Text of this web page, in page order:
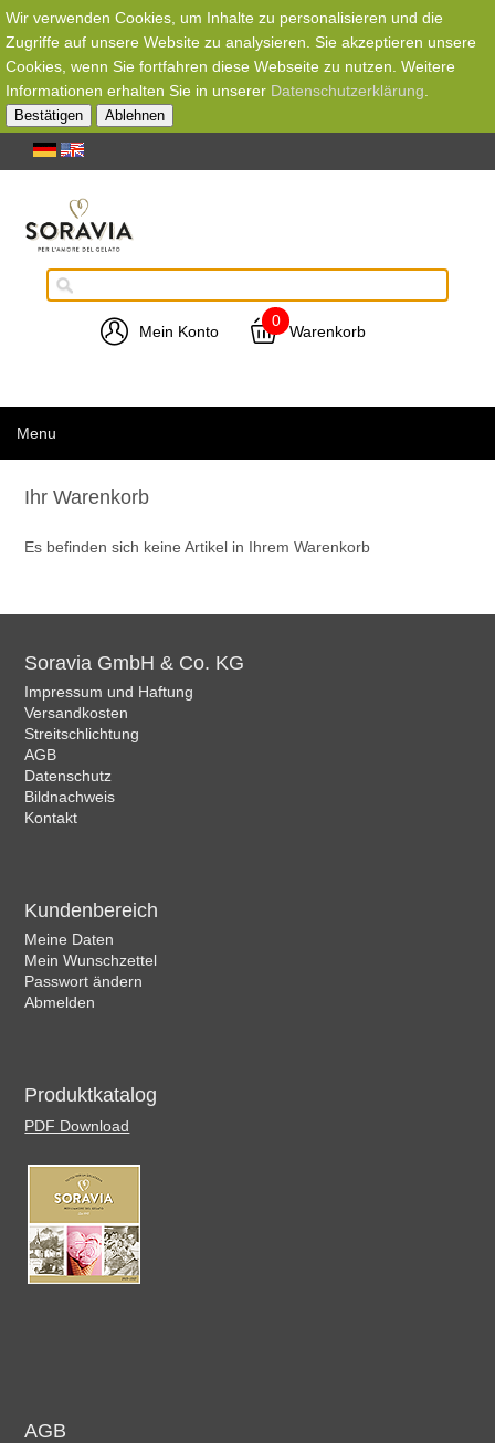
Wir verwenden Cookies, um Inhalte zu personalisieren und die
Zugriffe auf unsere Website zu analysieren. Sie akzeptieren unsere
Cookies, wenn Sie fortfahren diese Webseite zu nutzen. Weitere
Informationen erhalten Sie in unserer Datenschutzerklärung
Bestätigen Ablehnen
Mein Konto
0
Warenkorb
Menu
Ihr Warenkorb
Es befinden sich keine Artikel in Ihrem Warenkorb
Soravia GmbH & Co. KG
Impressum und Haftung
Versandkosten
Streitschlichtung
AGB
Datenschutz
Bildnachweis
Kontakt
Kundenbereich
Meine Daten
Mein Wunschzettel
Passwort ändern
Abmelden
Produktkatalog
PDF Download
AGB